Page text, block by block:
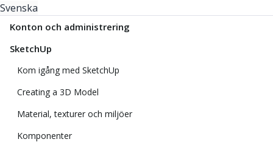
Svenska
Konton och administrering
SketchUp
Kom igång med SketchUp
Creating a 3D Model
Material, texturer och miljöer
Komponenter